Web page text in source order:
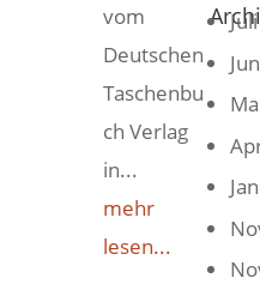
vom
Deutschen
Taschenbu
ch Verlag
in...
mehr
lesen...